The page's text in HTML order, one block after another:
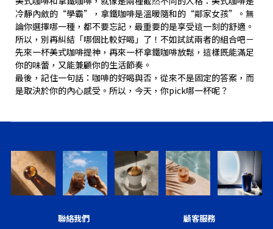
冷靜內斂的“學霸”，拿鐵咖啡是溫暖隨和的“鄰家女孩”。無
論你選擇哪一種，都不要忘記，最重要的是享受這一刻的舒適。
所以，別再糾結「哪個比較好喝」了！不如試試兩者的組合吧－
先來一杯美式咖啡提神，再來一杯拿鐵咖啡放鬆，這樣既能滿足
你的味蕾，又能兼顧你的生活節奏。
最後，記住一句話：咖啡的好喝與否，從來不是固定的答案，而
是取決於你的內心感受。所以，今天，你pick哪一杯呢？
聯絡我們 顧客服務